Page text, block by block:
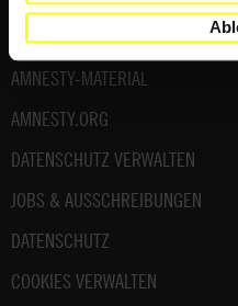
SHOP
AMNESTY-MATERIAL
AMNESTY.ORG
DATENSCHUTZ VERWALTEN
JOBS & AUSSCHREIBUNGEN
DATENSCHUTZ
COOKIES VERWALTEN